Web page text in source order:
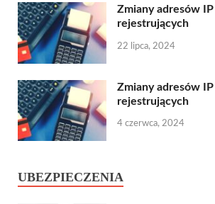
Zmiany adresów
rejestrujących
22 lipca, 2024
Zmiany adresów
rejestrujących
4 czerwca, 2024
UBEZPIECZENIA